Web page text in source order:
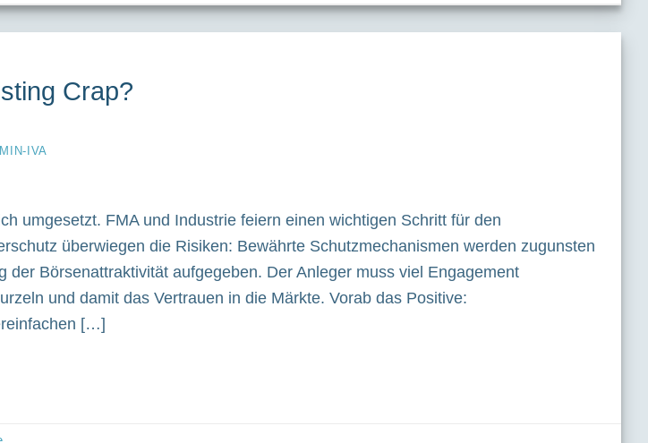
Crap?
IVA
umgesetzt. FMA und Industrie feiern einen wichtigen Schritt für den
überwiegen die Risiken: Bewährte Schutzmechanismen werden zugunsten
der Börsenattraktivität aufgegeben. Der Anleger muss viel Engagement
und damit das Vertrauen in die Märkte. Vorab das Positive:
[…]